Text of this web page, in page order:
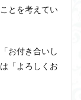
とを考えてい
お付き合いし
「よろしくお